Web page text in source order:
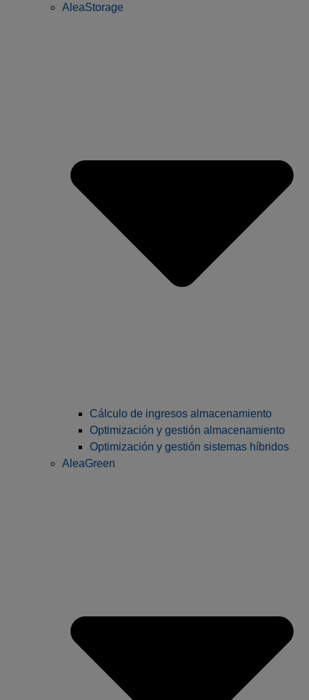
AleaStorage
Cálculo de ingresos almacenamiento
Optimización y gestión almacenamiento
Optimización y gestión sistemas híbridos
AleaGreen